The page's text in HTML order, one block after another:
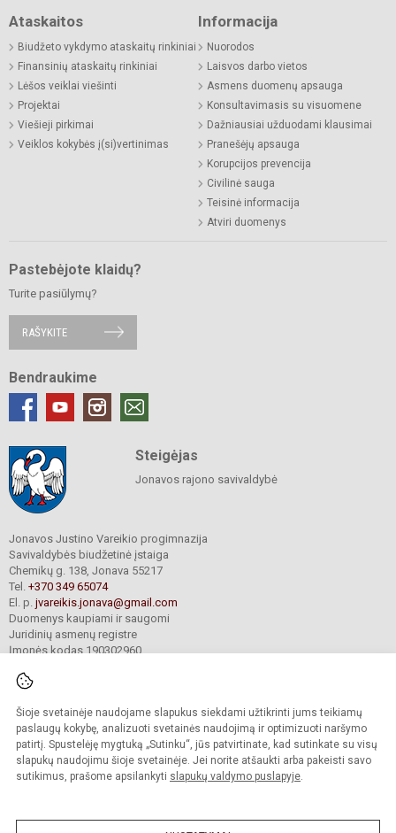
Šioje svetainėje naudojame slapukus siekdami užtikrinti jums teikiamų
paslaugų kokybę, analizuoti svetainės naudojimą ir optimizuoti naršymo
patirtį. Spustelėję mygtuką „Sutinku“, jūs patvirtinate, kad sutinkate su visų
slapukų naudojimu šioje svetainėje. Jei norite atšaukti arba pakeisti savo
sutikimus, prašome apsilankyti slapukų valdymo puslapyje.
Ataskaitos
Biudžeto vykdymo ataskaitų rinkiniai
Finansinių ataskaitų rinkiniai
Lėšos veiklai viešinti
Projektai
Viešieji pirkimai
Veiklos kokybės į(si)vertinimas
Informacija
Nuorodos
Laisvos darbo vietos
Asmens duomenų apsauga
Konsultavimasis su visuomene
Dažniausiai užduodami klausimai
Pranešėjų apsauga
Korupcijos prevencija
Civilinė sauga
Teisinė informacija
Atviri duomenys
Pastebėjote klaidų?
Turite pasiūlymų?
RAŠYKITE
Bendraukime
Steigėjas
Jonavos rajono savivaldybė
Jonavos Justino Vareikio progimnazija
Savivaldybės biudžetinė įstaiga
Chemikų g. 138, Jonava 55217
Tel. +370 349 65074
El. p. jvareikis.jonava@gmail.com
Duomenys kaupiami ir saugomi
Juridinių asmenų registre
Įmonės kodas 190302960
© 2024. Jonavos Justino Vareikio progimnazija. Visos teisės saugomos.
Kopijuoti turinį be raštiško įstaigos administracijos sutikimo griežtai draudžiama.
Prieinamumo paraiška Slapukų valdymas
Sumanus būdas atnaujinti